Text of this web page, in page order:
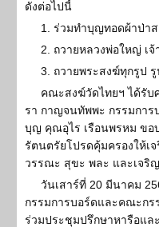
ดังต่อไปนี้
1. ร่วมทำบุญทอดผ้าป่า
2. ถวายหลวงพ่อใหญ่ เ
3. ถวายพระสงฆ์ทุกรูป
คณะสงฆ์วัดไทยฯ ได้รับ
รา กาญจนทัพพะ กรรมการ
บุญ คุณอุไร เรือนพรหม ข
รัตนตรัยโปรดคุ้มครองให้
วรรณะ สุขะ พละ และเจริ
วันเสาร์ที่ 20 มีนาคม
กรรมการบอร์ดและคณะกร
ร่วมประชุมปรึกษาหารือแล